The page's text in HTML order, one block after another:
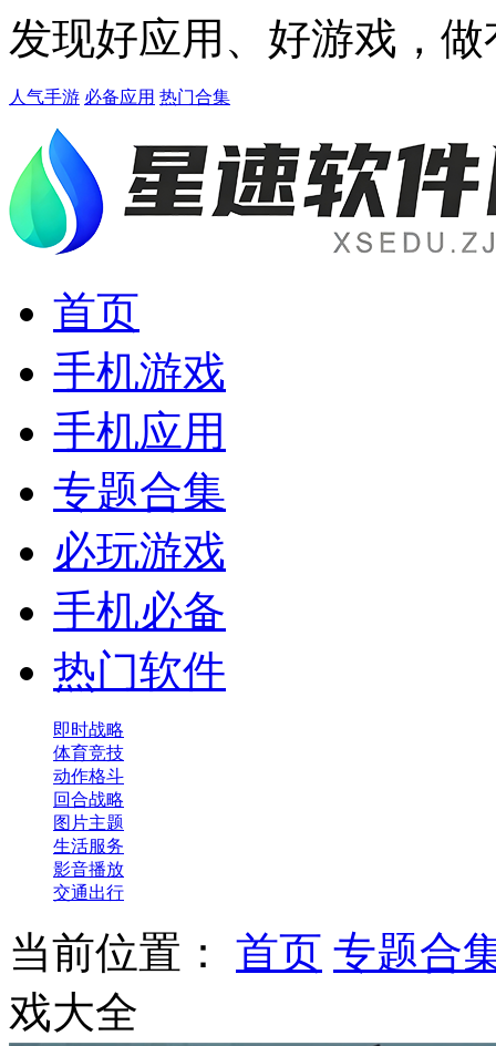
发现好应用、好游戏，
人气手游 必备应用 热门合集
首页
手机游戏
手机应用
专题合集
必玩游戏
手机必备
热门软件
即时战略
体育竞技
动作格斗
回合战略
图片主题
生活服务
影音播放
交通出行
当前位置： 首页 专题合
戏大全